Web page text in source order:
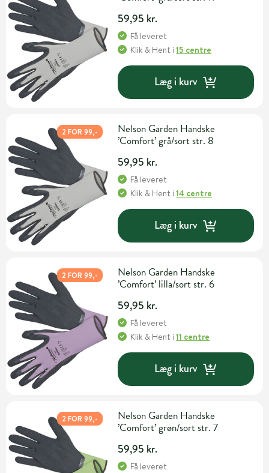
59,95 kr.
Få leveret
Klik & Hent i15 centre
Læg i kurv
2 FOR 99,-
Nelson Garden Handske
’Comfort’ grå/sort str. 8
59,95 kr.
Få leveret
Klik & Hent i14 centre
Læg i kurv
2 FOR 99,-
Nelson Garden Handske
’Comfort’ lilla/sort str. 6
59,95 kr.
Få leveret
Klik & Hent i11 centre
Læg i kurv
2 FOR 99,-
Nelson Garden Handske
’Comfort’ grøn/sort str. 7
59,95 kr.
Få leveret